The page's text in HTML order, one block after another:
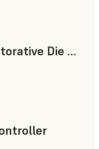
Precision Model Restorative Die Model